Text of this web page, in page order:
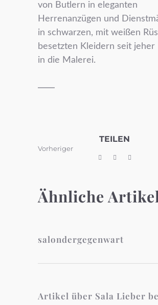
von Butlern in eleganten
Herrenanzügen und
in schwarzen, mit weißen
besetzten Kleidern seit jeher
in die Malerei.
Vorheriger
TEILEN
Ähnliche
salondergegenwart
Artikel über Sala Lieber